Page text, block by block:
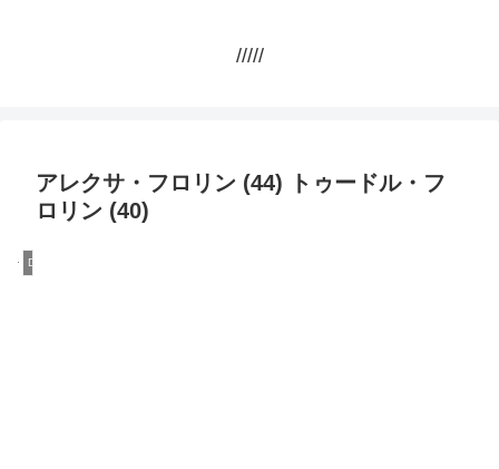
/////
アレクサ・フロリン (44) トゥードル・フ
ロリン (40)
DQN